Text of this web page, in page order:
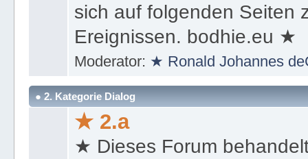
sich auf folgenden Seiten
Ereignissen. bodhie.eu ★
Moderator: ★ Ronald Johannes
● 2. Kategorie Dialog
★ 2.a
★ Dieses Forum